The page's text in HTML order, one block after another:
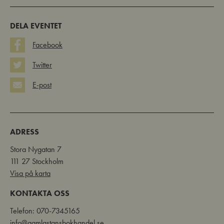
DELA EVENTET
Facebook
Twitter
E-post
ADRESS
Stora Nygatan 7
111 27 Stockholm
Visa på karta
KONTAKTA OSS
Telefon: 070-7345165